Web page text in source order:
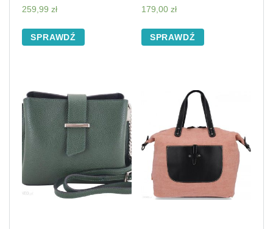
259,99 zł
SPRAWDŹ
179,00 zł
SPRAWDŹ